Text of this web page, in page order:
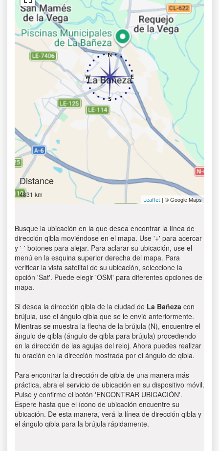
Distance
4831 km
Leaflet | © Google Maps
Busque la ubicación en la que desea encontrar la línea de
dirección qibla moviéndose en el mapa. Use '+' para acercar
y '-' botones para alejar. Para aclarar su ubicación, use el
menú en la esquina superior derecha del mapa. Para
verificar la vista satelital de su ubicación, seleccione la
opción 'Sat'. Puede elegir 'OSM' para diferentes opciones de
mapa.
Si desea la dirección qibla de la ciudad de La Bañeza con
brújula, use el ángulo qibla que se le envió anteriormente.
Mientras se muestra la flecha de la brújula (N), encuentre el
ángulo de qibla (ángulo de qibla para brújula) procediendo
en la dirección de las agujas del reloj. Ahora puedes realizar
tu oración en la dirección mostrada por el ángulo de qibla.
Para encontrar la dirección de qibla de una manera más
práctica, abra el servicio de ubicación en su dispositivo móvil.
Pulse y confirme el botón 'ENCONTRAR UBICACIÓN'.
Espere hasta que el ícono de ubicación encuentre su
ubicación. De esta manera, verá la línea de dirección qibla y
el ángulo qibla para la brújula rápidamente.